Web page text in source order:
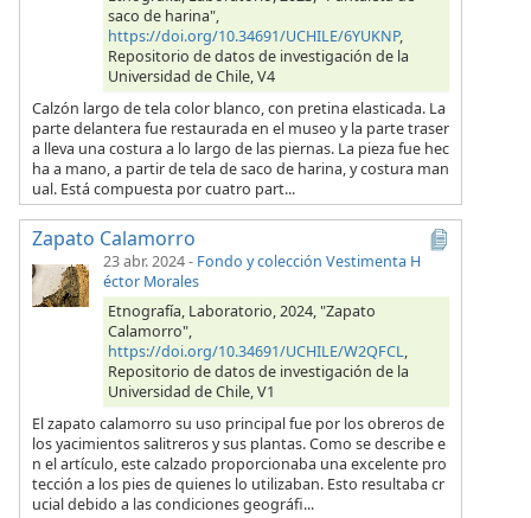
saco de harina",
https://doi.org/10.34691/UCHILE/6YUKNP,
Repositorio de datos de investigación de la
Universidad de Chile, V4
Calzón largo de tela color blanco, con pretina elasticada. La
parte delantera fue restaurada en el museo y la parte traser
a lleva una costura a lo largo de las piernas. La pieza fue hec
ha a mano, a partir de tela de saco de harina, y costura man
ual. Está compuesta por cuatro part...
Zapato Calamorro
23 abr. 2024- Fondo y colección Vestimenta H
éctor Morales
Etnografía, Laboratorio, 2024, "Zapato
Calamorro",
https://doi.org/10.34691/UCHILE/W2QFCL,
Repositorio de datos de investigación de la
Universidad de Chile, V1
El zapato calamorro su uso principal fue por los obreros de
los yacimientos salitreros y sus plantas. Como se describe e
n el artículo, este calzado proporcionaba una excelente pro
tección a los pies de quienes lo utilizaban. Esto resultaba cr
ucial debido a las condiciones geográfi...